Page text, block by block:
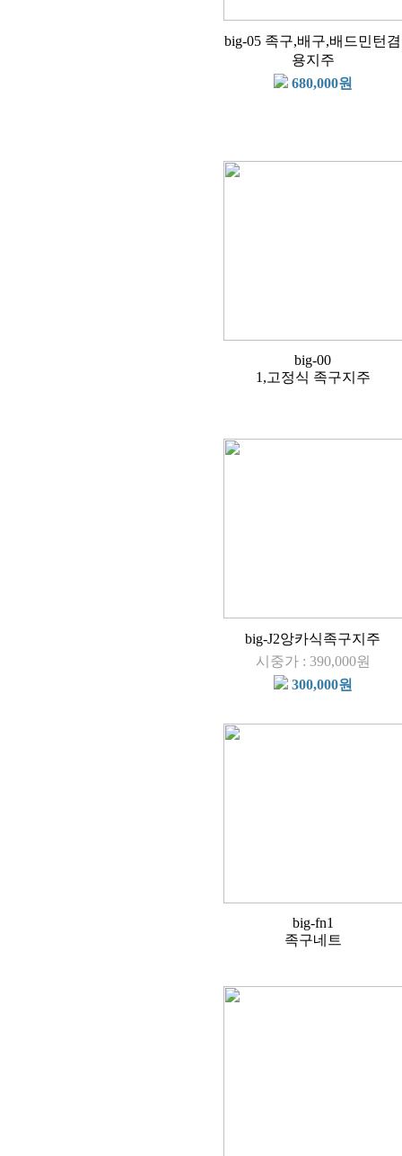
big-05 족구,배구,배드민턴겸
용지주
680,000원
big-00
1,고정식 족구지주
big-J2앙카식족구지주
시중가 : 390,000원
300,000원
big-fn1
족구네트